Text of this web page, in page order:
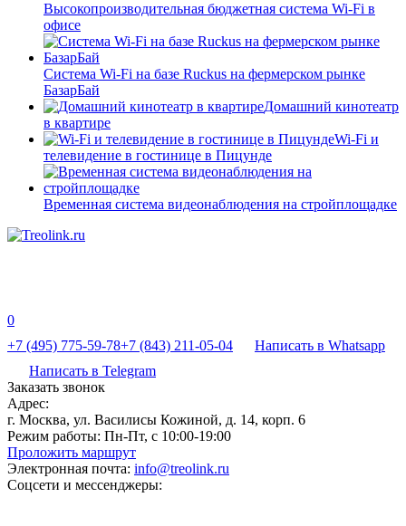
Высокопроизводительная бюджетная система Wi-Fi в
офисе
Система Wi-Fi на базе Ruckus на фермерском рынке
БазарБай
Домашний кинотеатр
в квартире
Wi-Fi и
телевидение в гостинице в Пицунде
Временная система видеонаблюдения на стройплощадке
0
+7 (495) 775-59-78+7 (843) 211-05-04
Написать в Whatsapp
Написать в Telegram
Заказать звонок
Адрес:
г. Москва, ул. Василисы Кожиной, д. 14, корп. 6
Режим работы: Пн-Пт, с 10:00-19:00
Проложить маршрут
Электронная почта: info@treolink.ru
Соцсети и мессенджеры: